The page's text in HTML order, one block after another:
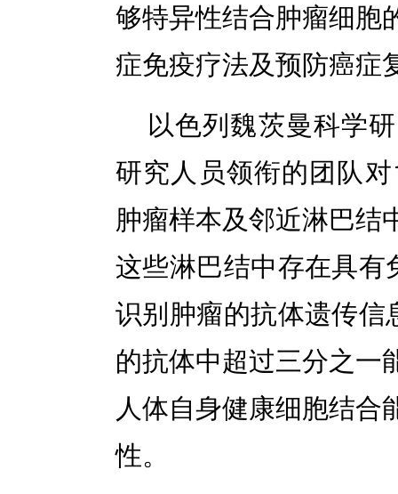
够特异性结合肿瘤细胞
症免疫疗法及预防癌症
以色列魏茨曼科学
研究人员领衔的团队
肿瘤样本及邻近淋巴结
这些淋巴结中存在具
识别肿瘤的抗体遗传
的抗体中超过三分之一
人体自身健康细胞结
性。